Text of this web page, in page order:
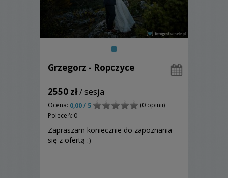
Grzegorz - Ropczyce
2550 zł/ sesja
Ocena: 0,00 / 5
(0 opinii)
Poleceń: 0
Zapraszam koniecznie do zapoznania
się z ofertą :)